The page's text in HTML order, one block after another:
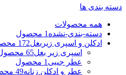
دسته بندی ها
همه محصولات
دسته-بندی-نشده 1 محصول
ادکلن و اسپری زیربغل172 محصول
اسپری زیر بغل65 محصول
عطر جیبی 1 محصول
عطر و ادکلن زنانه49 محصول